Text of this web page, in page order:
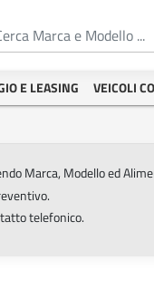
E LEASING VEICOLI
Marca, Modello ed
telefonico.